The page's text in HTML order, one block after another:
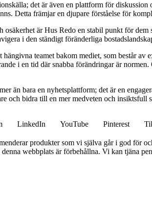
det är även en plattform för
Detta främjar en djupare förståelse för
osäkerhet är Hus Redo en stabil punkt för
i den ständigt föränderliga
teamet bakom mediet, som består
i en tid där snabba förändringar är
än bara en nyhetsplattform; det är en
och bidra till en mer medveten och insiktsfull
LinkedIn YouTube Pinterest
produkter som vi själva går i god för
webbplats är förbehållna. Vi kan tjäna